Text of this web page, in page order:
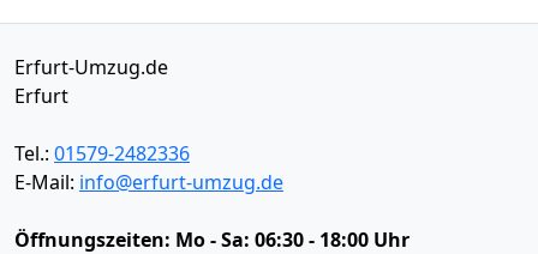
Erfurt-Umzug.de
Erfurt
Tel.: 01579-2482336
E-Mail: info@erfurt-umzug.de
Öffnungszeiten: Mo - Sa: 06:30 - 18:00 Uhr